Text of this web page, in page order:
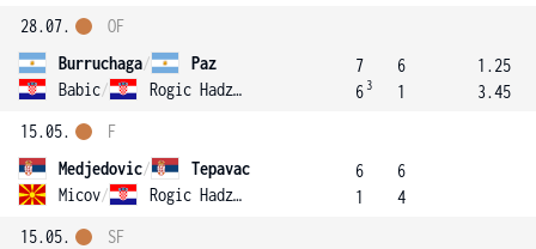
28.07.
Burruchaga/
Paz
Babic/ Rogic Hadzalic
OF
7
6 3
6
1
1.25
3.45
15.05.
Medjedovic/
Tepavac
Micov/ Rogic Hadzalic
F
6
1
6
4
15.05.
SF